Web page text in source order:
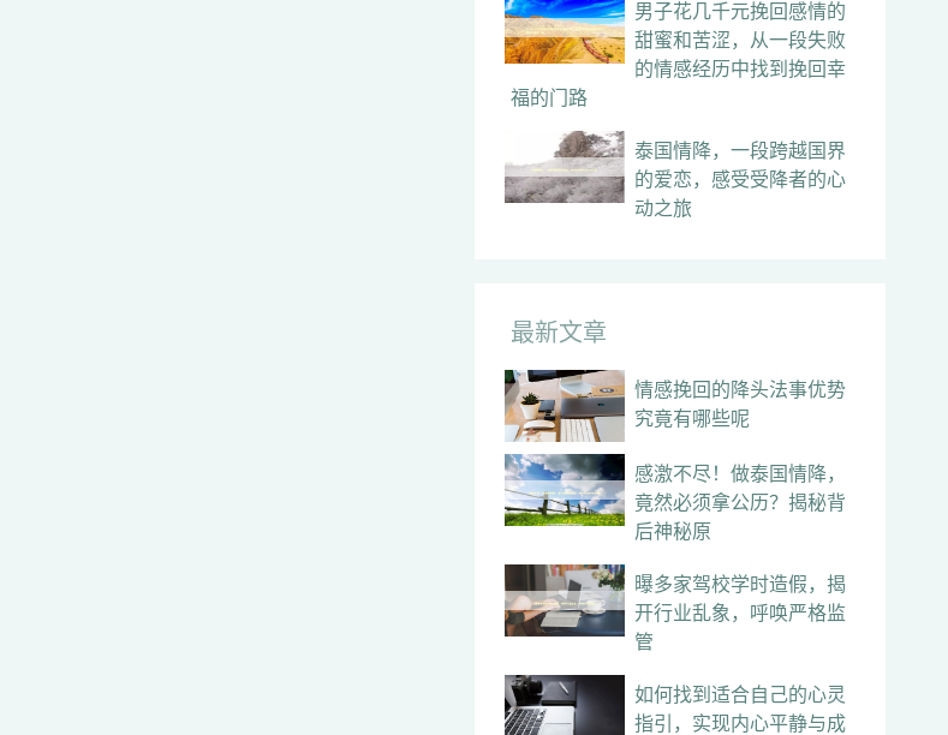
男子花几千元挽回感情的
甜蜜和苦涩，从一段失败
的情感经历中找到挽回幸
福的门路
泰国情降，一段跨越国界
的爱恋，感受受降者的心
动之旅
最新文章
情感挽回的降头法事优势
究竟有哪些呢
感激不尽！做泰国情降，
竟然必须拿公历？揭秘背
后神秘原
曝多家驾校学时造假，揭
开行业乱象，呼唤严格监
管
如何找到适合自己的心灵
指引，实现内心平静与成